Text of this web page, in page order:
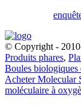
© Copyright -
Produits phares,
Boules biologiques
Acheter Molecular
moléculaire à